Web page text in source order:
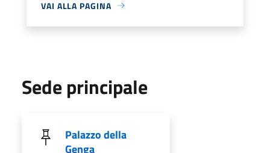
VAI ALLA PAGINA
Sede principale
Palazzo della
Genga